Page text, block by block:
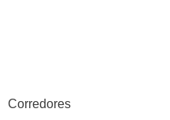
Corredores